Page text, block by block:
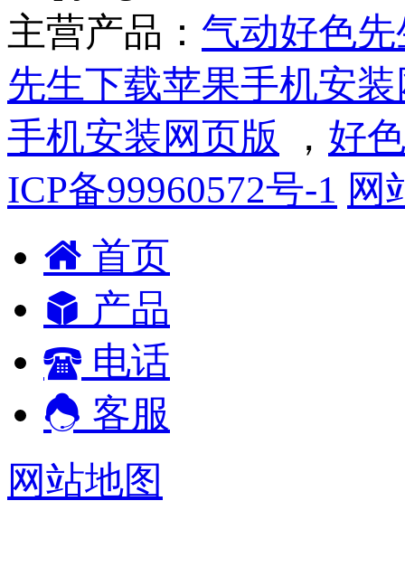
主营产品： 气动好色
先生下载苹果手机安
手机安装网页版
， 好
ICP备99960572号-1 网
首页
产品
电话
客服
网站地图